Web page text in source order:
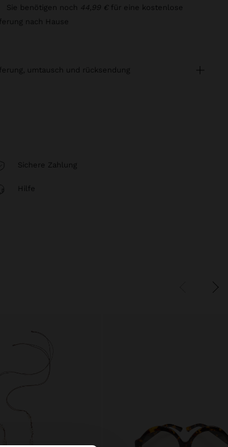
Sie benötigen noch 44,99 €
für eine kostenlose
nach Hause
umtausch und rücksendung
Sichere Zahlung
Hilfe